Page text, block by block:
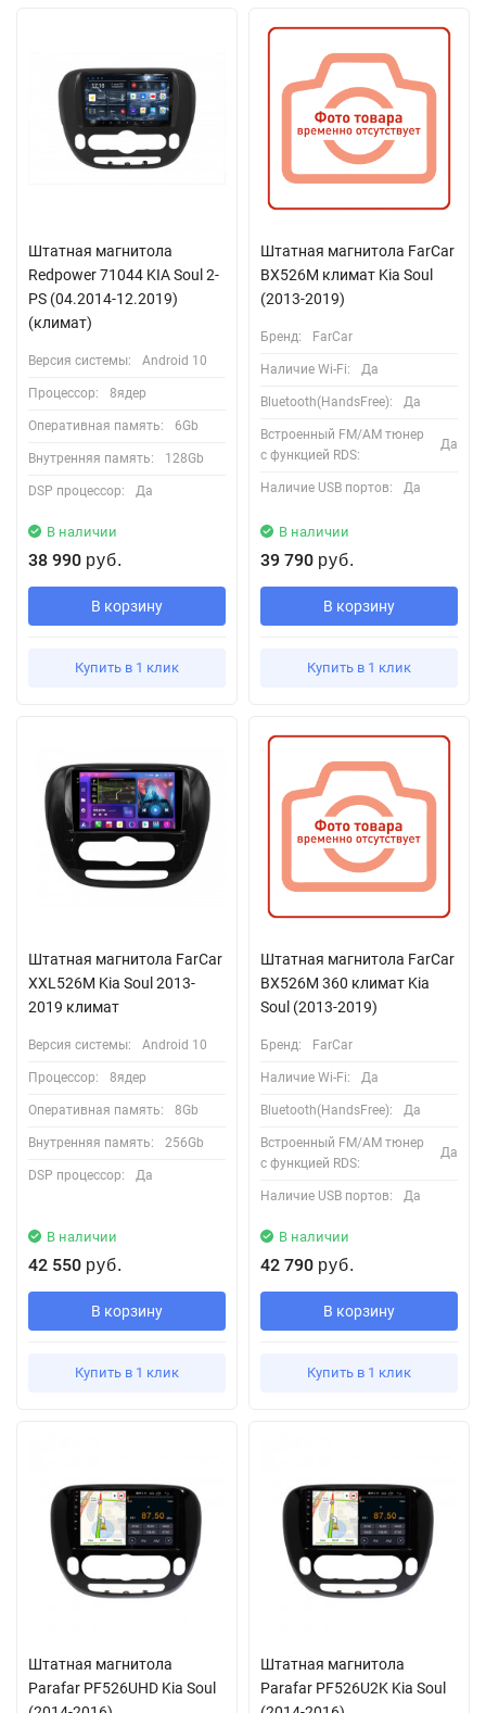
Штатная магнитола
Redpower 71044 KIA Soul 2-
PS (04.2014-12.2019)
(климат)
Версия системы: Android 10
Процессор: 8ядер
Оперативная память: 6Gb
Внутренняя память: 128Gb
DSP процессор: Да
В наличии
38 990 руб.
В корзину
Купить в 1 клик
Штатная магнитола FarCar
BX526M климат Kia Soul
(2013-2019)
Бренд: FarCar
Наличие Wi-Fi: Да
Bluetooth(HandsFree): Да
Встроенный FM/AM тюнер
с функцией RDS:
Да
Наличие USB портов: Да
В наличии
39 790 руб.
В корзину
Купить в 1 клик
Штатная магнитола FarCar
XXL526M Kia Soul 2013-
2019 климат
Версия системы: Android 10
Процессор: 8ядер
Оперативная память: 8Gb
Внутренняя память: 256Gb
DSP процессор: Да
В наличии
42 550 руб.
В корзину
Купить в 1 клик
Штатная магнитола FarCar
BX526M 360 климат Kia
Soul (2013-2019)
Бренд: FarCar
Наличие Wi-Fi: Да
Bluetooth(HandsFree): Да
Встроенный FM/AM тюнер
с функцией RDS:
Да
Наличие USB портов: Да
В наличии
42 790 руб.
В корзину
Купить в 1 клик
Штатная магнитола
Parafar PF526UHD Kia Soul
Штатная магнитола
Parafar PF526U2K Kia Soul